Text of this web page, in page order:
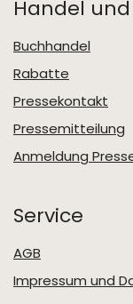
Handel und
Buchhandel
Rabatte
Pressekontakt
Pressemitteilung
Anmeldung
Service
AGB
Impressum und